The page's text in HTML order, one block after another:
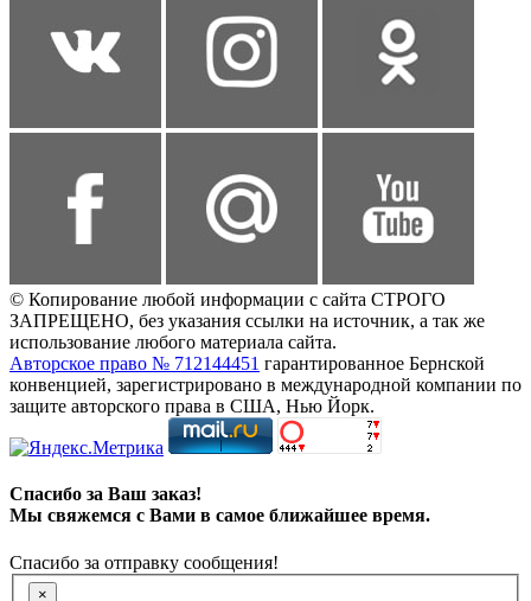
© Копирование любой информации с сайта СТРОГО
ЗАПРЕЩЕНО, без указания ссылки на источник, а так же
использование любого материала сайта.
Авторское право № 712144451 гарантированное Бернской
конвенцией, зарегистрировано в международной компании по
защите авторского права в США, Нью Йорк.
Спасибо за Ваш заказ!
Мы свяжемся с Вами в самое ближайшее время.
Спасибо за отправку сообщения!
×